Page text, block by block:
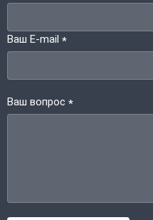
Ваш E-mail *
Ваш вопрос *